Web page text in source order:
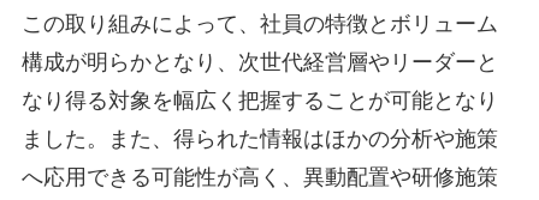
この取り組みによって、社員の特徴とボリューム
構成が明らかとなり、次世代経営層やリーダーと
なり得る対象を幅広く把握することが可能となり
ました。また、得られた情報はほかの分析や施策
へ応用できる可能性が高く、異動配置や研修施策